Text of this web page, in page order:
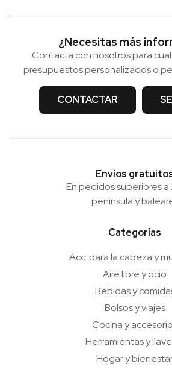
¿Necesitas más
Contacta con nosotros para
presupuestos personalizados o
CONTACTAR
Envíos
En pedidos superiores
península y
Categorías
Acc. para la cabeza y
Aire libre y ocio
Bebidas y
Bolsos y viajes
Cocina y
Herramientas y
Hogar y